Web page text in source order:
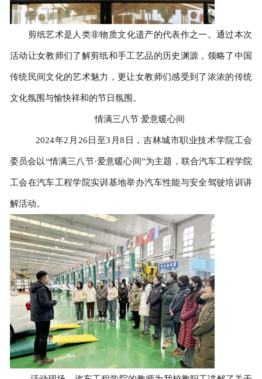
剪纸艺术是人类非物质文化遗产的代表作之一。通过本次
活动让女教师们了解剪纸和手工艺品的历史渊源，领略了中国
传统民间文化的艺术魅力，更让女教师们感受到了浓浓的传统
文化氛围与愉快祥和的节日氛围。
情满三八节 爱意暖心间
2024年2月26日至3月8日，吉林城市职业技术学院工会
委员会以“情满三八节·爱意暖心间”为主题，联合汽车工程学院
工会在汽车工程学院实训基地举办汽车性能与安全驾驶培训讲
解活动。